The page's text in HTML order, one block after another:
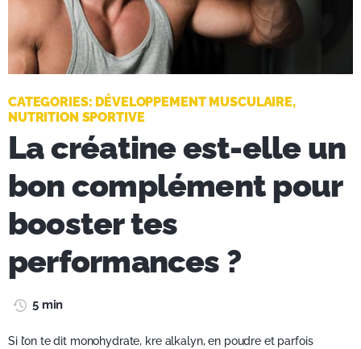
CATEGORIES: DÉVELOPPEMENT MUSCULAIRE,
NUTRITION SPORTIVE
La créatine est-elle un
bon complément pour
booster tes
performances ?
5 min
Si l’on te dit monohydrate, kre alkalyn, en poudre et parfois